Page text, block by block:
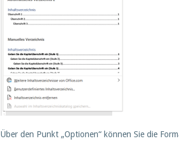
Über den Punkt „Optionen“ können Sie die